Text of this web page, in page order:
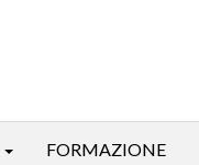
FORMAZIONE